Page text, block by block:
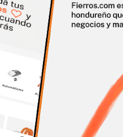
la imagen para alargar